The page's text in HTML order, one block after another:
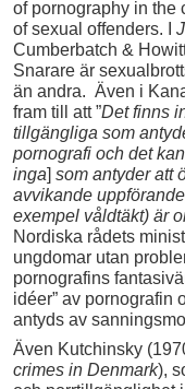
of pornography in the
of sexual offenders. I
Cumberbatch &
Snarare är
än andra. Även i
fram till att ”Det finns
tillgängliga som
pornografi och det
inga] som antyder att
avvikande
exempel våldtäkt) är
Nordiska rådets
ungdomar utan
pornografins
idéer” av pornografin
antyds av
Även Kutchinsky
crimes in Denmark),